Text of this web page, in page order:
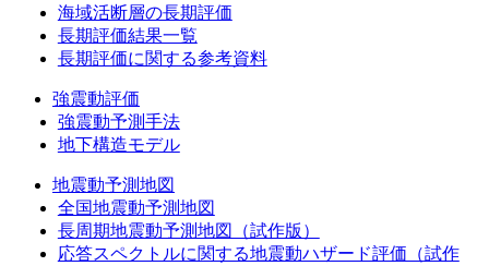
海域活断層の長期評価
長期評価結果一覧
長期評価に関する参考資料
強震動評価
強震動予測手法
地下構造モデル
地震動予測地図
全国地震動予測地図
長周期地震動予測地図（試作版）
応答スペクトルに関する地震動ハザード評価（試作